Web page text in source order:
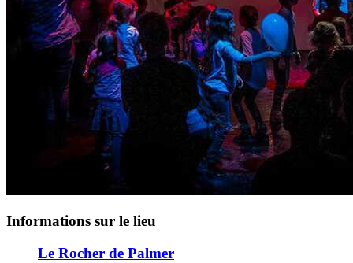
Informations sur le lieu
Le Rocher de Palmer